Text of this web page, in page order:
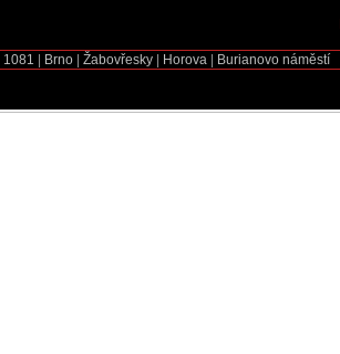
1081 Brno Žabovřesky Horova Burianovo náměstí